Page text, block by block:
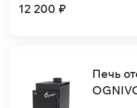
12 200 ₽
Печь